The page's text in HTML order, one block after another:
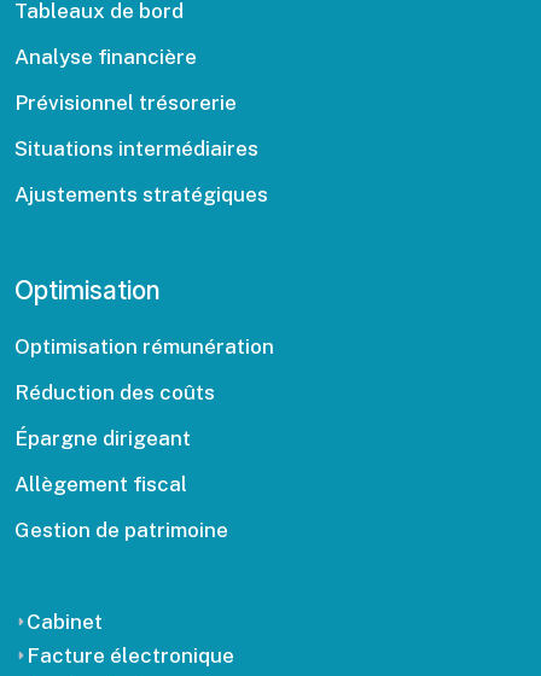
Tableaux de bord
Analyse financière
Prévisionnel trésorerie
Situations intermédiaires
Ajustements stratégiques
Optimisation
Optimisation rémunération
Réduction des coûts
Épargne dirigeant
Allègement fiscal
Gestion de patrimoine
Cabinet
Facture électronique